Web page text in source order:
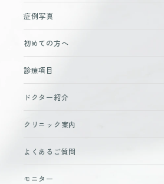
症例写真
初めての方へ
診療項目
ドクター紹介
クリニック案内
よくあるご質問
モニター